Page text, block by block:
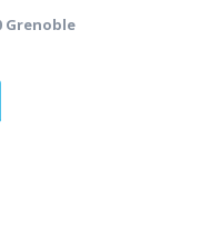
Grenoble